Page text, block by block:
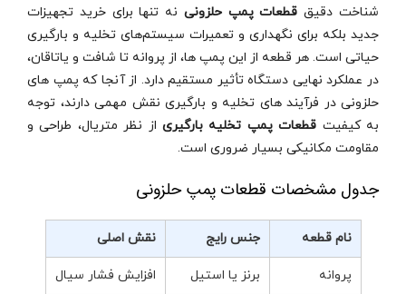
شناخت دقیق قطعات پمپ حلزونی نه‌ تنها برای خرید تجهیزات
جدید بلکه برای نگهداری و تعمیرات سیستم‌های تخلیه و بارگیری
حیاتی است. هر قطعه از این پمپ‌ ها، از پروانه تا شافت و یاتاقان،
در عملکرد نهایی دستگاه تأثیر مستقیم دارد. از آنجا که پمپ‌ های
حلزونی در فرآیند های تخلیه و بارگیری نقش مهمی دارند، توجه
به کیفیت قطعات پمپ تخلیه بارگیری از نظر متریال، طراحی و
مقاومت مکانیکی بسیار ضروری است.
جدول مشخصات قطعات پمپ حلزونی
نام قطعه جنس رایج نقش اصلی
پروانه برنز یا استیل افزایش فشار سیال